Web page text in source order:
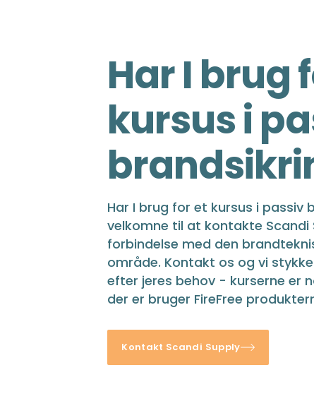
Har I brug
kursus i
Har I brug for et kursus i passiv
velkomne til at kontakte
forbindelse med den
område. Kontakt os og vi
efter jeres behov - kurserne er
der er bruger FireFree
Kontakt Scandi Supply